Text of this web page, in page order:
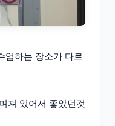
업하는 장소가 다르
져 있어서 좋았던것